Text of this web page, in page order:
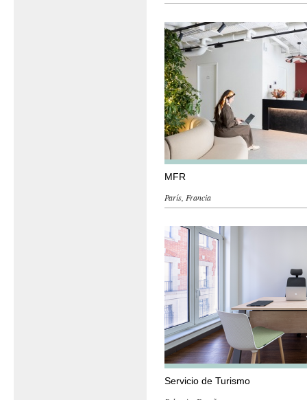
MFR
París, Francia
Servicio de Turismo